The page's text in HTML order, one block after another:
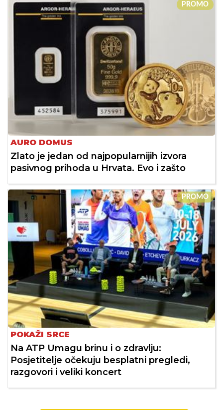
PROMO
AURO DOMUS
Zlato je jedan od najpopularnijih izvora
pasivnog prihoda u Hrvata. Evo i zašto
PROMO
POKAŽI SRCE
Na ATP Umagu brinu i o zdravlju:
Posjetitelje očekuju besplatni pregledi,
razgovori i veliki koncert